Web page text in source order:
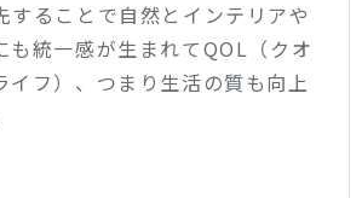
することで自然とインテリアや
も統一感が生まれてQOL（クオ
イフ）、つまり生活の質も向上